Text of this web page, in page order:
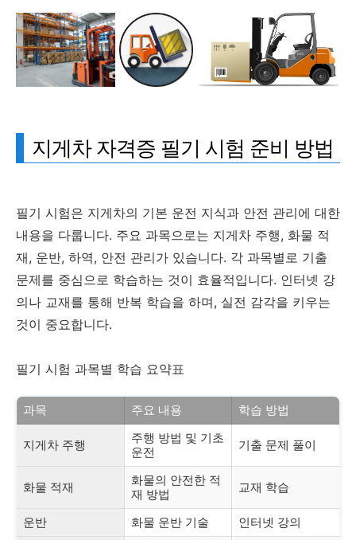
지게차 자격증 필기 시험 준비 방법
필기 시험은 지게차의 기본 운전 지식과 안전 관리에 대한
내용을 다룹니다. 주요 과목으로는 지게차 주행, 화물 적
재, 운반, 하역, 안전 관리가 있습니다. 각 과목별로 기출
문제를 중심으로 학습하는 것이 효율적입니다. 인터넷 강
의나 교재를 통해 반복 학습을 하며, 실전 감각을 키우는
것이 중요합니다.
필기 시험 과목별 학습 요약표
과목 주요 내용 학습 방법
지게차 주행
주행 방법 및 기초
운전
기출 문제 풀이
화물 적재
화물의 안전한 적
재 방법
교재 학습
운반 화물 운반 기술 인터넷 강의